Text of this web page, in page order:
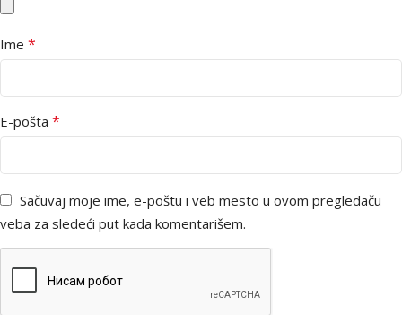
Ime *
E-pošta *
Sačuvaj moje ime, e-poštu i veb mesto u ovom pregledaču
veba za sledeći put kada komentarišem.